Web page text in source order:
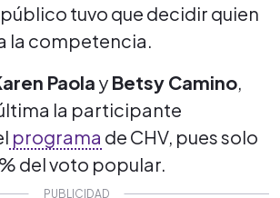
tuvo que decidir quien
la competencia.
Paola y Betsy Camino,
la participante
programa de CHV, pues solo
del voto popular.